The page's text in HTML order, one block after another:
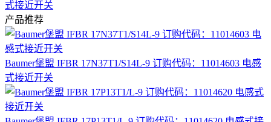
式接近开关
产品推荐
Baumer堡盟 IFBR 17N37T1/S14L-9 订购代码：11014603 电感
式接近开关